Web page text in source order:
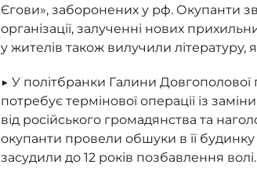
Єгови», заборонених у рф. Окупанти
організації, залученні нових
у жителів також вилучили літературу,
▶ У політбранки Галини
потребує термінової операції із
від російського громадянства та
окупанти провели обшуки в її
засудили до 12 років позбавлення волі.